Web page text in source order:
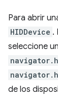
Para abrir
HIDDevice .
seleccione
de los